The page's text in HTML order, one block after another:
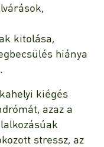
kitolása,
hiánya
kiégés
azaz a
stressz, az